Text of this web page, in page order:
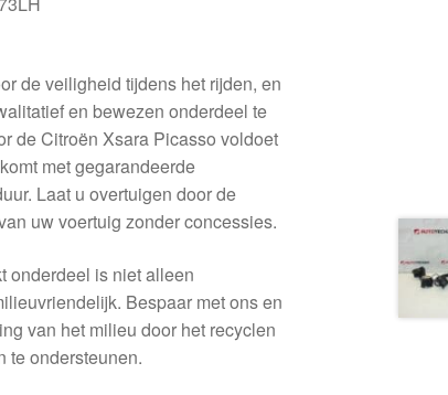
de veiligheid tijdens het rijden, en
en bewezen onderdeel te
de Citroën Xsara Picasso voldoet
met gegarandeerde
Laat u overtuigen door de
uw voertuig zonder concessies.
onderdeel is niet alleen
Bespaar met ons en
van het milieu door het recyclen
te ondersteunen.